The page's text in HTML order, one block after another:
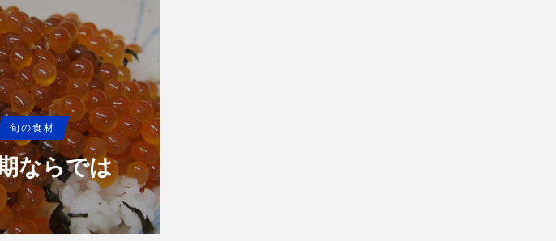
旬の食材
ならでは